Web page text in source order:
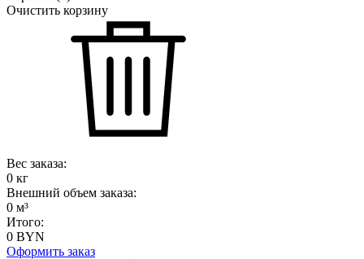
Очистить корзину
Вес заказа:
0 кг
Внешний объем заказа:
0 м³
Итого:
0 BYN
Оформить заказ